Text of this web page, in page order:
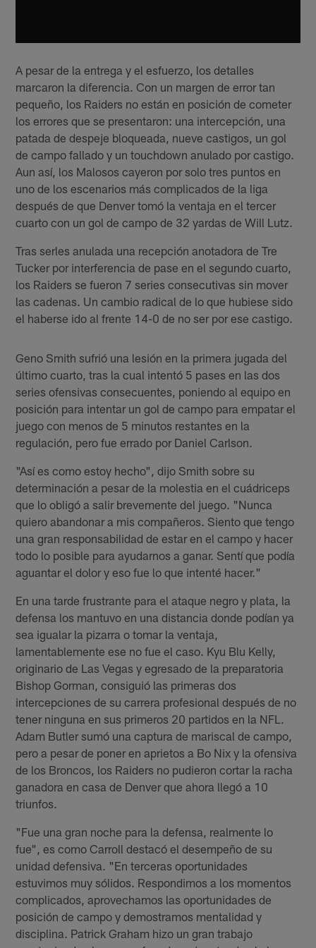
A pesar de la entrega y el esfuerzo, los detalles
marcaron la diferencia. Con un margen de error tan
pequeño, los Raiders no están en posición de cometer
los errores que se presentaron: una intercepción, una
patada de despeje bloqueada, nueve castigos, un gol
de campo fallado y un touchdown anulado por castigo.
Aun así, los Malosos cayeron por solo tres puntos en
uno de los escenarios más complicados de la liga
después de que Denver tomó la ventaja en el tercer
cuarto con un gol de campo de 32 yardas de Will Lutz.
Tras serles anulada una recepción anotadora de Tre
Tucker por interferencia de pase en el segundo cuarto,
los Raiders se fueron 7 series consecutivas sin mover
las cadenas. Un cambio radical de lo que hubiese sido
el haberse ido al frente 14-0 de no ser por ese castigo.
Geno Smith sufrió una lesión en la primera jugada del
último cuarto, tras la cual intentó 5 pases en las dos
series ofensivas consecuentes, poniendo al equipo en
posición para intentar un gol de campo para empatar el
juego con menos de 5 minutos restantes en la
regulación, pero fue errado por Daniel Carlson.
"Así es como estoy hecho", dijo Smith sobre su
determinación a pesar de la molestia en el cuádriceps
que lo obligó a salir brevemente del juego. "Nunca
quiero abandonar a mis compañeros. Siento que tengo
una gran responsabilidad de estar en el campo y hacer
todo lo posible para ayudarnos a ganar. Sentí que podía
aguantar el dolor y eso fue lo que intenté hacer."
En una tarde frustrante para el ataque negro y plata, la
defensa los mantuvo en una distancia donde podían ya
sea igualar la pizarra o tomar la ventaja,
lamentablemente ese no fue el caso. Kyu Blu Kelly,
originario de Las Vegas y egresado de la preparatoria
Bishop Gorman, consiguió las primeras dos
intercepciones de su carrera profesional después de no
tener ninguna en sus primeros 20 partidos en la NFL.
Adam Butler sumó una captura de mariscal de campo,
pero a pesar de poner en aprietos a Bo Nix y la ofensiva
de los Broncos, los Raiders no pudieron cortar la racha
ganadora en casa de Denver que ahora llegó a 10
triunfos.
"Fue una gran noche para la defensa, realmente lo
fue", es como Carroll destacó el desempeño de su
unidad defensiva. "En terceras oportunidades
estuvimos muy sólidos. Respondimos a los momentos
complicados, aprovechamos las oportunidades de
posición de campo y demostramos mentalidad y
disciplina. Patrick Graham hizo un gran trabajo